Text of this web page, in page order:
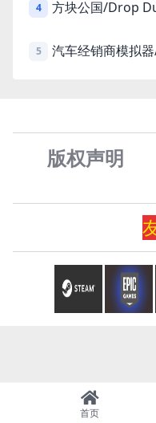
4 方块公国/Drop
5 汽车经销商模拟
版权声明
首页